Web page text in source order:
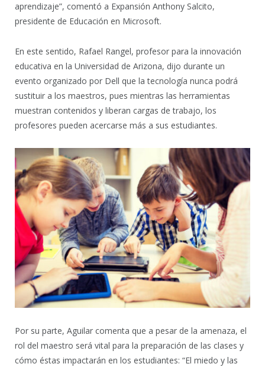
aprendizaje”, comentó a Expansión Anthony Salcito,
presidente de Educación en Microsoft.
En este sentido, Rafael Rangel, profesor para la innovación
educativa en la Universidad de Arizona, dijo durante un
evento organizado por Dell que la tecnología nunca podrá
sustituir a los maestros, pues mientras las herramientas
muestran contenidos y liberan cargas de trabajo, los
profesores pueden acercarse más a sus estudiantes.
Por su parte, Aguilar comenta que a pesar de la amenaza, el
rol del maestro será vital para la preparación de las clases y
cómo éstas impactarán en los estudiantes: “El miedo y las